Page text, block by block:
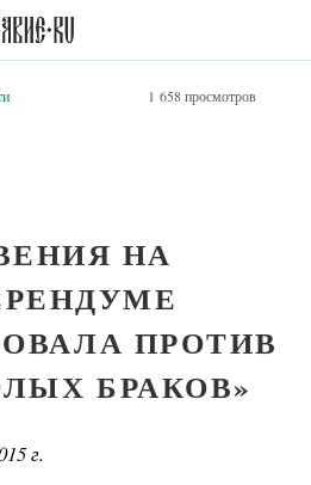
1 658 просмотров
НА
ПРОТИВ
БРАКОВ»
г.